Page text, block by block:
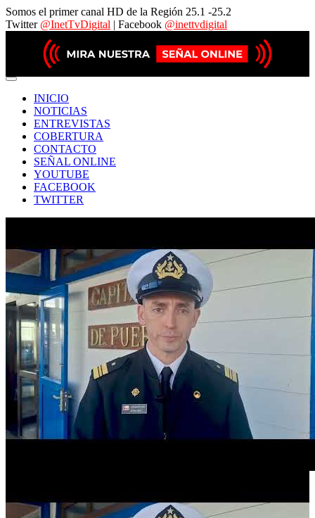
Somos el primer canal HD de la Región 25.1 -25.2
Twitter @InetTvDigital | Facebook @inettvdigital
INICIO
NOTICIAS
ENTREVISTAS
COBERTURA
CONTACTO
SEÑAL ONLINE
YOUTUBE
FACEBOOK
TWITTER